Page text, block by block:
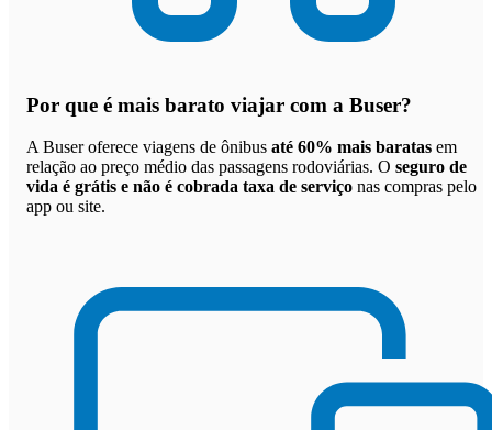
Por que é mais barato viajar com a Buser?
A Buser oferece viagens de ônibus até 60% mais baratas em
relação ao preço médio das passagens rodoviárias. O seguro de
vida é grátis e não é cobrada taxa de serviço nas compras pelo
app ou site.